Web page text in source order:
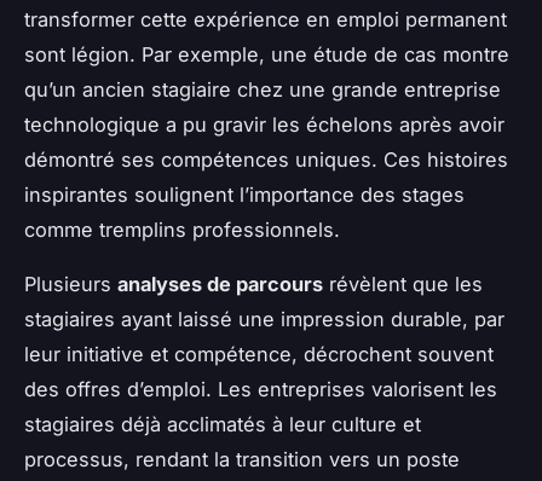
transformer cette expérience en emploi permanent
sont légion. Par exemple, une étude de cas montre
qu’un ancien stagiaire chez une grande entreprise
technologique a pu gravir les échelons après avoir
démontré ses compétences uniques. Ces histoires
inspirantes soulignent l’importance des stages
comme tremplins professionnels.
Plusieurs analyses de parcours révèlent que les
stagiaires ayant laissé une impression durable, par
leur initiative et compétence, décrochent souvent
des offres d’emploi. Les entreprises valorisent les
stagiaires déjà acclimatés à leur culture et
processus, rendant la transition vers un poste